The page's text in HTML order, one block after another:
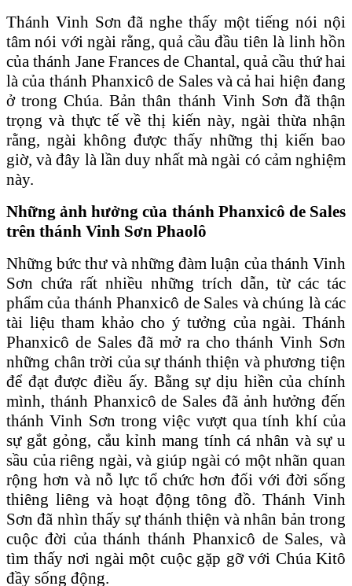
Thánh Vinh Sơn đã nghe thấy một tiếng nói nội
tâm nói với ngài rằng, quả cầu đầu tiên là linh hồn
của thánh Jane Frances de Chantal, quả cầu thứ hai
là của thánh Phanxicô de Sales và cả hai hiện đang
ở trong Chúa. Bản thân thánh Vinh Sơn đã thận
trọng và thực tế về thị kiến này, ngài thừa nhận
rằng, ngài không được thấy những thị kiến bao
giờ, và đây là lần duy nhất mà ngài có cảm nghiệm
này.
Những ảnh hưởng của thánh Phanxicô de Sales
trên thánh Vinh Sơn Phaolô
Những bức thư và những đàm luận của thánh Vinh
Sơn chứa rất nhiều những trích dẫn, từ các tác
phẩm của thánh Phanxicô de Sales và chúng là các
tài liệu tham khảo cho ý tưởng của ngài. Thánh
Phanxicô de Sales đã mở ra cho thánh Vinh Sơn
những chân trời của sự thánh thiện và phương tiện
để đạt được điều ấy. Bằng sự dịu hiền của chính
mình, thánh Phanxicô de Sales đã ảnh hưởng đến
thánh Vinh Sơn trong việc vượt qua tính khí của
sự gắt gỏng, cắu kỉnh mang tính cá nhân và sự u
sầu của riêng ngài, và giúp ngài có một nhãn quan
rộng hơn và nỗ lực tổ chức hơn đối với đời sống
thiêng liêng và hoạt động tông đồ. Thánh Vinh
Sơn đã nhìn thấy sự thánh thiện và nhân bản trong
cuộc đời của thánh thánh Phanxicô de Sales, và
tìm thấy nơi ngài một cuộc gặp gỡ với Chúa Kitô
đầy sống động.